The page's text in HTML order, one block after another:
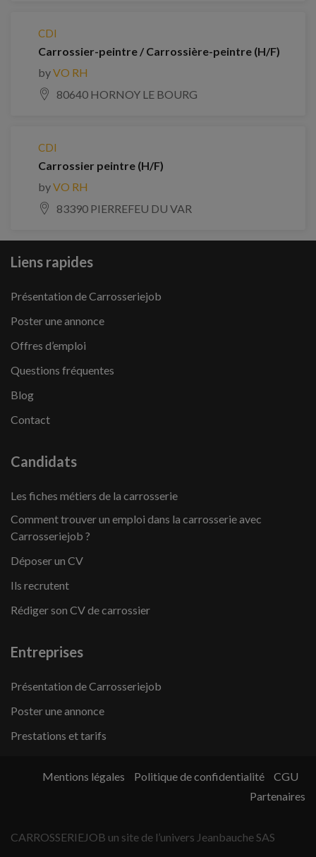
CDI
Carrossier-peintre / Carrossière-peintre (H/F)
byVO RH
80640 HORNOY LE BOURG
CDI
Carrossier peintre (H/F)
byVO RH
83390 PIERREFEU DU VAR
Liens rapides
Présentation de Carrosseriejob
Poster une annonce
Offres d’emploi
Questions fréquentes
Blog
Contact
Candidats
Les fiches métiers de la carrosserie
Comment trouver un emploi dans la carrosserie avec
Carrosseriejob ?
Déposer un CV
Ils recrutent
Rédiger son CV de carrossier
Entreprises
Présentation de Carrosseriejob
Poster une annonce
Prestations et tarifs
CARROSSERIEJOB un site de l’univers Jeanbauche SAS
Mentions légales Politique de confidentialité
CGU
Partenaires